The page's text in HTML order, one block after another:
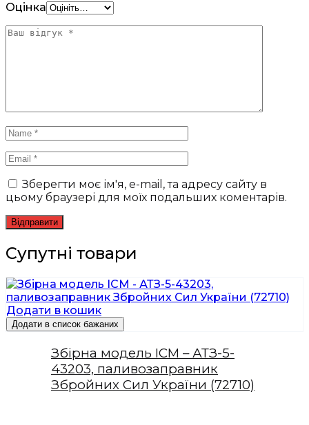
Оцінка
Зберегти моє ім'я, e-mail, та адресу сайту в
цьому браузері для моїх подальших коментарів.
Супутні товари
Додати в кошик
Додати в список бажаних
Збірна модель ICM – АТЗ-5-
43203, паливозаправник
Збройних Сил України (72710)